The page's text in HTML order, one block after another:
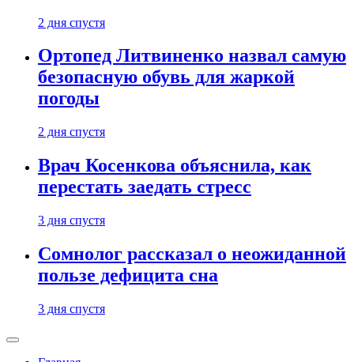
2 дня спустя
Ортопед Литвиненко назвал самую
безопасную обувь для жаркой
погоды
2 дня спустя
Врач Косенкова объяснила, как
перестать заедать стресс
3 дня спустя
Сомнолог рассказал о неожиданной
пользе дефицита сна
3 дня спустя